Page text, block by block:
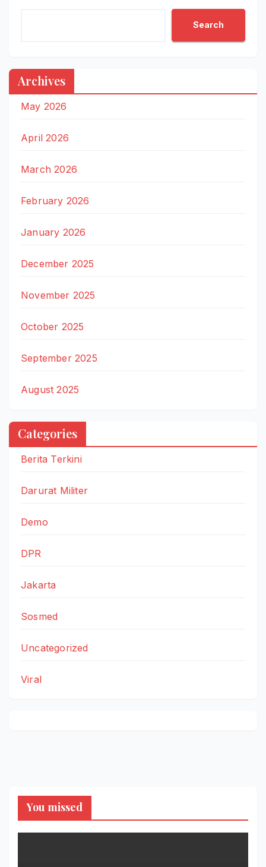
Search
Archives
May 2026
April 2026
March 2026
February 2026
January 2026
December 2025
November 2025
October 2025
September 2025
August 2025
Categories
Berita Terkini
Darurat Militer
Demo
DPR
Jakarta
Sosmed
Uncategorized
Viral
You missed